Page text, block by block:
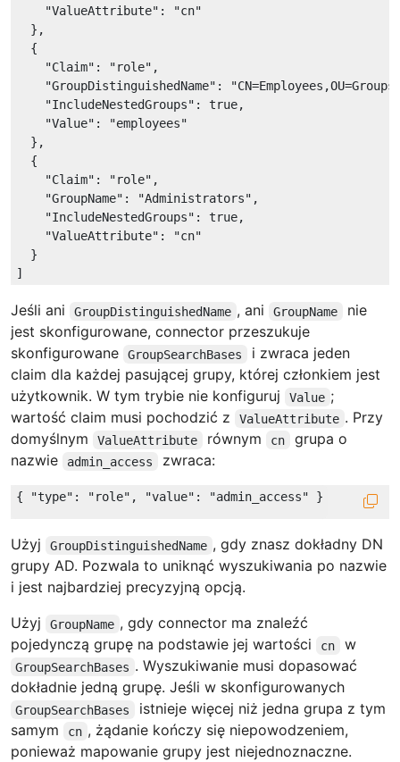
"ValueAttribute" :
"cn"
  },
  {
"Claim" : "role" ,
"GroupDistinguishedName" :
"IncludeNestedGroups" : true,
"Value" :
"employees"
  },
  {
"Claim" : "role" ,
"GroupName" : "Administrators" ,
"IncludeNestedGroups" : true,
"ValueAttribute" :
"cn"
  }
Jeśli ani GroupDistinguishedName , ani GroupName
nie
jest skonfigurowane, connector przeszukuje
skonfigurowane
GroupSearchBases
i zwraca jeden
claim dla każdej pasującej grupy, której członkiem jest
użytkownik. W tym trybie nie konfiguruj
Value ;
wartość claim musi pochodzić z
ValueAttribute . Przy
domyślnym
ValueAttribute równym cn
grupa o
nazwie
admin_access zwraca:
{ "type" : "role" , "value" : "admin_access"
Użyj GroupDistinguishedName , gdy znasz dokładny DN
grupy AD. Pozwala to uniknąć wyszukiwania po nazwie
i jest najbardziej precyzyjną opcją.
Użyj
GroupName , gdy connector ma znaleźć
pojedynczą grupę na podstawie jej wartości
cn w
GroupSearchBases . Wyszukiwanie musi dopasować
dokładnie jedną grupę. Jeśli w skonfigurowanych
GroupSearchBases
istnieje więcej niż jedna grupa z tym
samym
cn , żądanie kończy się niepowodzeniem,
ponieważ mapowanie grupy jest niejednoznaczne.